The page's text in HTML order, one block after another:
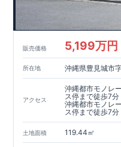
販売価格 5,199万円
所在地 沖縄県豊見城市
アクセス
沖縄都市モノレ
ス停まで徒歩7分
沖縄都市モノレ
ス停まで徒歩7分
土地面積 119.44㎡